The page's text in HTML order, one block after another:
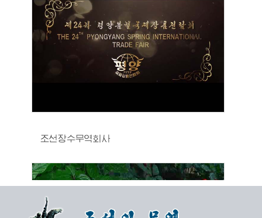
조선장수무역회사